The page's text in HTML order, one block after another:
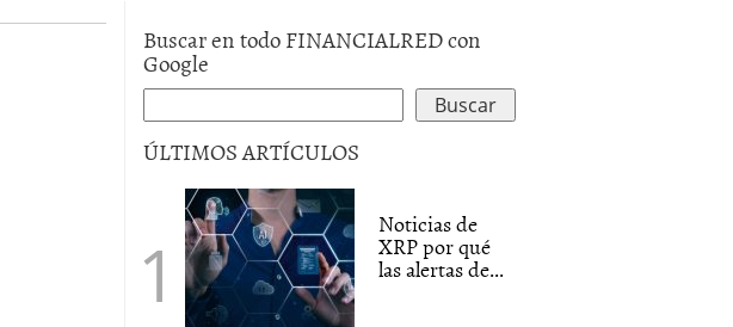
Buscar en todo FINANCIALRED con
Google
ÚLTIMOS ARTÍCULOS
Noticias de
XRP por qué
las alertas de...